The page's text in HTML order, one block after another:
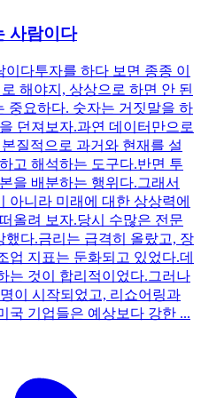
사람이다​​
다​ ​ 투자를 하다 보면 종종 이
해야지, 상상으로 하면 안 된
중요하다. 숫자는 거짓말을 하
던져보자. ​ 과연 데이터만으로
질적으로 과거와 현재를 설
고 해석하는 도구다. ​ 반면 투
을 배분하는 행위다. ​ 그래서
아니라 미래에 대한 상상력에
올려 보자. ​ 당시 수많은 전문
다. ​ 금리는 급격히 올랐고, 장
지표는 둔화되고 있었다. ​ 데
것이 합리적이었다. ​ 그러나
이 시작되었고, 리쇼어링과
국 기업들은 예상보다 강한 ...